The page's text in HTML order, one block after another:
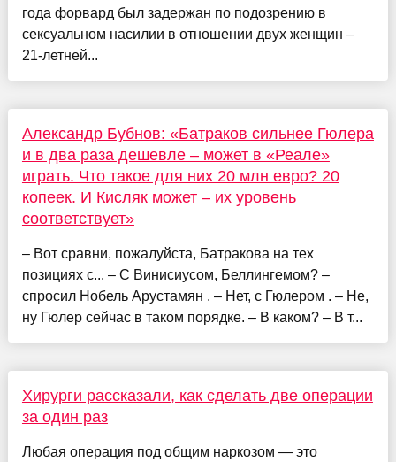
года форвард был задержан по подозрению в
сексуальном насилии в отношении двух женщин –
21-летней...
Александр Бубнов: «Батраков сильнее Гюлера
и в два раза дешевле – может в «Реале»
играть. Что такое для них 20 млн евро? 20
копеек. И Кисляк может – их уровень
соответствует»
– Вот сравни, пожалуйста, Батракова на тех
позициях с... – С Винисиусом, Беллингемом? –
спросил Нобель Арустамян . – Нет, с Гюлером . – Не,
ну Гюлер сейчас в таком порядке. – В каком? – В т...
Хирурги рассказали, как сделать две операции
за один раз
Любая операция под общим наркозом — это